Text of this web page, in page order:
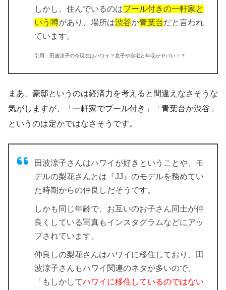
しかし、住んでいるのはプール付きの一軒家と
いう噂があり、場所は渋谷か青葉台だと言われ
ています。
引用：田波涼子の今現在はハワイ？息子や自宅と年収がヤバい！？
まあ、豪邸というのは経済力を考えると間違えなさそうな
気がしますが、「一軒家でプール付き」「青葉台か渋谷」
というのは定かではなさそうです。
田波涼子さんはハワイが好き ということや、モ
デルの梨花さんとは『JJ』のモデルを務めてい
た時期からの仲良しだそうです。
しかも同じ年齢で、お互いのお子さん同士が仲
良くしている写真もインスタグラムなどにアッ
プされています。
仲良しの梨花さんはハワイに移住 しており、田
波涼子さんもハワイ関連のネタが多いので、
「もしかしてハワイに移住しているのではない